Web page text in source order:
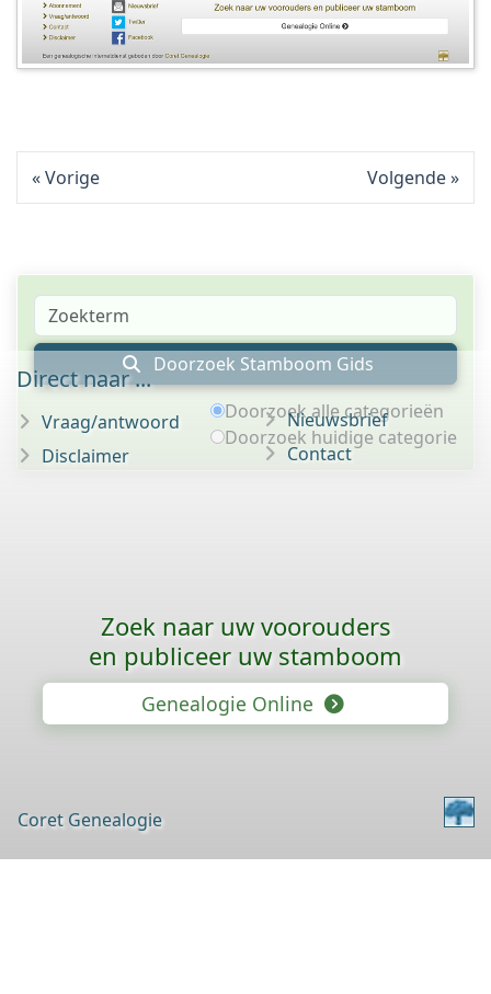
Vorige Volgende
Doorzoek Stamboom Gids
Doorzoek alle categorieën
Doorzoek huidige categorie
Direct naar ...
Vraag/antwoord
Disclaimer
Nieuwsbrief
Contact
Zoek naar uw voorouders
en publiceer uw stamboom
Genealogie Online
Coret Genealogie